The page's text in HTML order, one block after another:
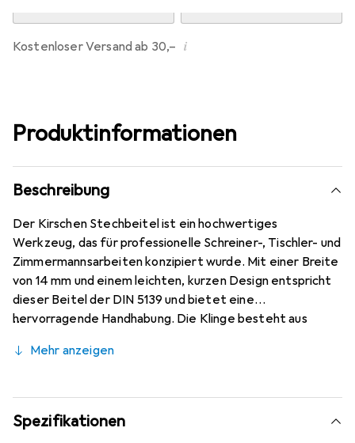
Kostenloser Versand ab 30,– i
Produktinformationen
Beschreibung
Der Kirschen Stechbeitel ist ein hochwertiges
Werkzeug, das für professionelle Schreiner-, Tischler- und
Zimmermannsarbeiten konzipiert wurde. Mit einer Breite
von 14 mm und einem leichten, kurzen Design entspricht
dieser Beitel der DIN 5139 und bietet eine
hervorragende Handhabung. Die Klinge besteht aus
Schärfen und Abziehen der Schneide erleichtert. Die
eine Langlebigkeit und Leistung, die weit über den
Normen liegt. Das unzerbrechliche Kunststoffheft im
Retrodesign bietet nicht nur eine ansprechende Optik,
Mehr anzeigen
Spezifikationen